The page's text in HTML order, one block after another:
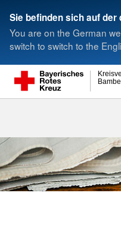
Sie befinden sich auf der
You are on the German
switch to switch to the